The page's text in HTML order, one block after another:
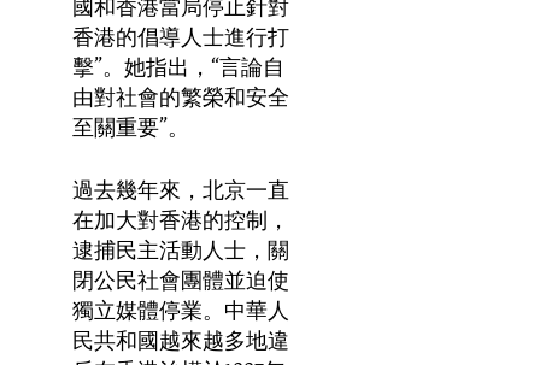
國和香港當局停止針對
香港的倡導人士進行打
擊”。她指出，“言論自
由對社會的繁榮和安全
至關重要”。
過去幾年來，北京一直
在加大對香港的控制，
逮捕民主活動人士，關
閉公民社會團體並迫使
獨立媒體停業。中華人
民共和國越來越多地違